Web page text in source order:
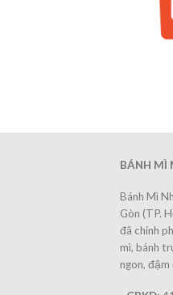
BÁNH MÌ
Bánh Mì
Gòn (TP.
đã chinh
mì, bánh
ngon,